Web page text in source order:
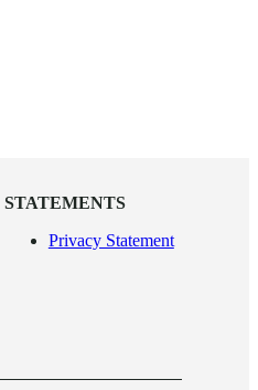
STATEMENTS
Privacy Statement